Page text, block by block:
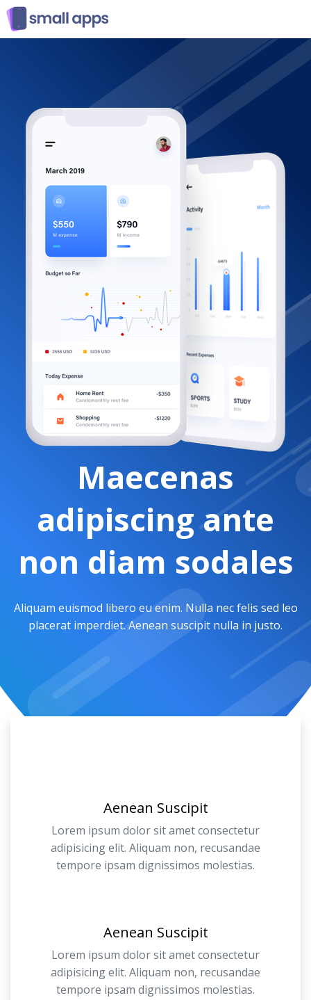
Maecenas
adipiscing ante
non diam sodales
Aliquam euismod libero eu enim. Nulla nec felis sed leo
placerat imperdiet. Aenean suscipit nulla in justo.
Aenean Suscipit
Lorem ipsum dolor sit amet consectetur
adipisicing elit. Aliquam non, recusandae
tempore ipsam dignissimos molestias.
Aenean Suscipit
Lorem ipsum dolor sit amet consectetur
adipisicing elit. Aliquam non, recusandae
tempore ipsam dignissimos molestias.